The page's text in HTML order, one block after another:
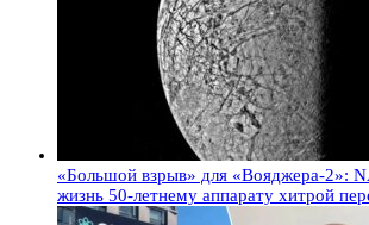
«Большой взрыв» для «Вояджера-2»:
жизнь 50-летнему аппарату хитрой